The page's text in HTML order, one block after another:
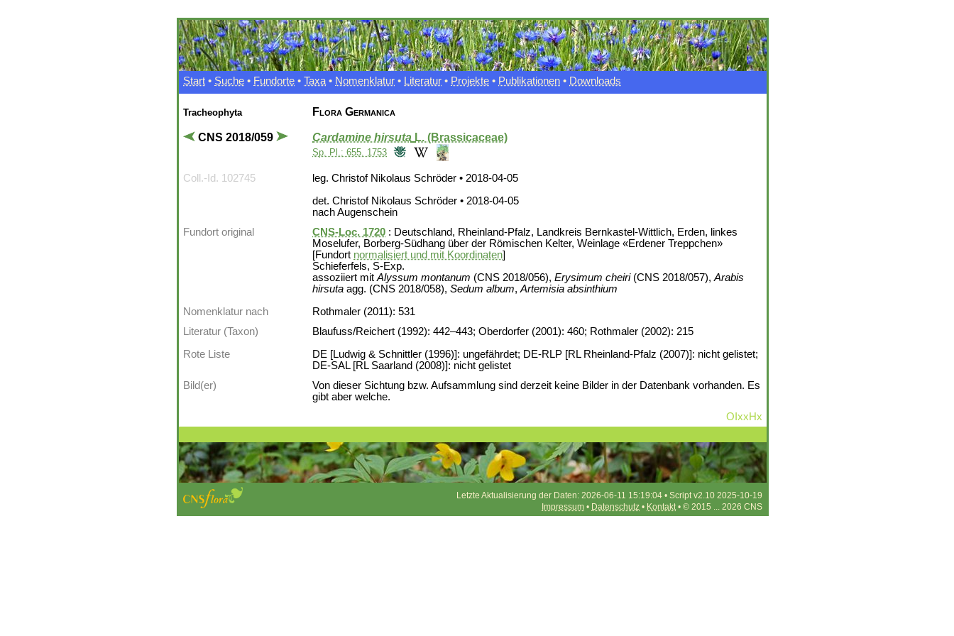
Start • Suche • Fundorte • Taxa • Nomenklatur • Literatur • Projekte • Publikationen • Downloads
Tracheophyta
CNS 2018/059
Flora Germanica
Cardamine hirsuta L. (Brassicaceae)
Sp. Pl.: 655. 1753
Coll.-Id. 102745
leg. Christof Nikolaus Schröder • 2018-04-05
det. Christof Nikolaus Schröder • 2018-04-05
nach Augenschein
Fundort original
CNS-Loc. 1720 : Deutschland, Rheinland-Pfalz, Landkreis Bernkastel-Wittlich, Erden, linkes
Moselufer, Borberg-Südhang über der Römischen Kelter, Weinlage «Erdener Treppchen»
[Fundort normalisiert und mit Koordinaten]
Schieferfels, S-Exp.
assoziiert mit Alyssum montanum (CNS 2018/056), Erysimum cheiri(CNS 2018/057), Arabis
hirsuta agg. (CNS 2018/058), Sedum album, Artemisia absinthium
Nomenklatur nach
Rothmaler (2011): 531
Literatur (Taxon)
Blaufuss/Reichert (1992): 442–443; Oberdorfer (2001): 460; Rothmaler (2002): 215
Rote Liste
DE [Ludwig & Schnittler (1996)]: ungefährdet; DE-RLP [RL Rheinland-Pfalz (2007)]: nicht gelistet;
DE-SAL [RL Saarland (2008)]: nicht gelistet
Bild(er)
Von dieser Sichtung bzw. Aufsammlung sind derzeit keine Bilder in der Datenbank vorhanden. Es
gibt aber welche.
OIxxHx
Letzte Aktualisierung der Daten: 2026-06-11 15:19:04 • Script v2.10 2025-10-19
Impressum • Datenschutz • Kontakt• © 2015 ... 2026 CNS